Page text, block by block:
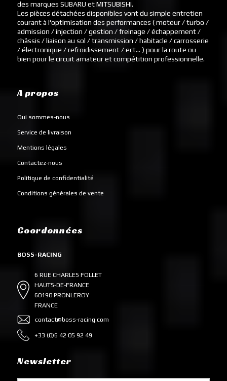
des marques SUBARU et MITSUBISHI.
Les pièces détachées disponibles vont du simple entretien
courant à l'optimisation des performances ( moteur / turbo /
admission / injection / gestion / freinage / échappement /
châssis / liaison au sol / transmission / habitacle / carrosserie
/ électronique / refroidissement / ect... ) pour la route ou
bien pour le circuit amateur et compétition professionnelle.
A propos
Qui sommes-nous
Service de livraison
Mentions légales
Contactez-nous
Politique de confidentialité
Conditions générales de vente
Coordonnées
BOSS-RACING
6 RUE CHARLES FOLLET
HAUTS-DE-FRANCE
60190 PRONLEROY
FRANCE
contact@boss-racing.com
+33 (0)6 42 05 92 49
Newsletter